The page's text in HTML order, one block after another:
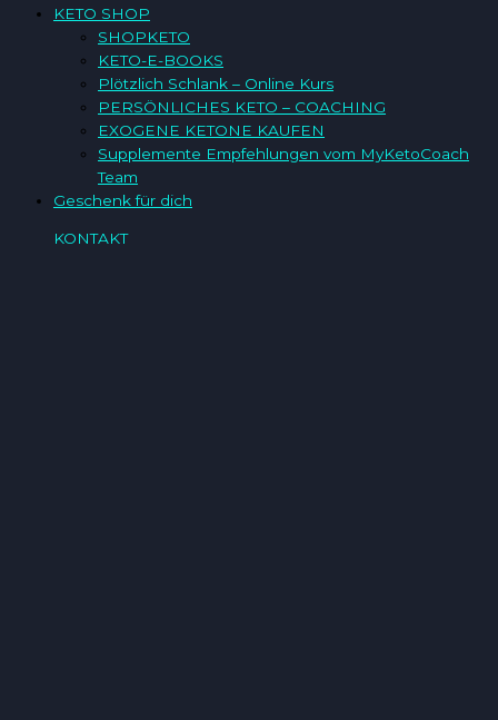
KETO SHOP
SHOPKETO
KETO-E-BOOKS
Plötzlich Schlank – Online Kurs
PERSÖNLICHES KETO – COACHING
EXOGENE KETONE KAUFEN
Supplemente Empfehlungen vom MyKetoCoach
Team
Geschenk für dich
KONTAKT